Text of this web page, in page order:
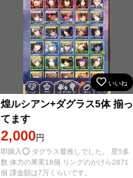
いいね
煌ルシアン+ダグラス5体 揃っ
てます
2,000円
即購入⭕️ ダグラス最推しでした。 星5多
数 体力の果実18個 リングのかけら2871
個 課金額は7万くらいです。